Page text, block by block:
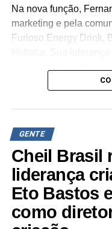
Na nova função,
marketing e pela
Furioso Energy Drink,
relacionamento com
transformação, com
próximos anos. Quero
esteja cada vez mais
transformando
resultados e em valor
Fernanda Beneli
A executiva possui
GENTE
Cheil Brasil
liderança
Eto Bastos
como